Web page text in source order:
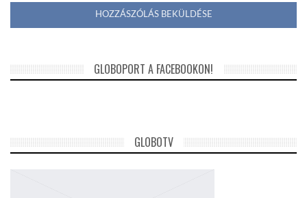
GLOBOPORT A FACEBOOKON!
GLOBOTV